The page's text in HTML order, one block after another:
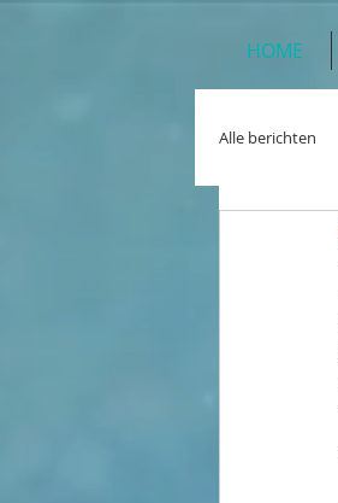
HOME
Alle berichten